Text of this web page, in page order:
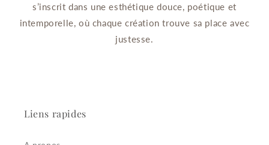
s’inscrit dans une esthétique douce, poétique et
intemporelle, où chaque création trouve sa place avec
justesse.
Liens rapides